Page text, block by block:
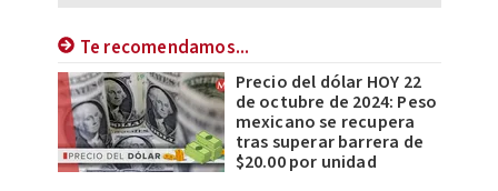
Te recomendamos...
Precio del dólar HOY 22
de octubre de 2024: Peso
mexicano se recupera
tras superar barrera de
$20.00 por unidad